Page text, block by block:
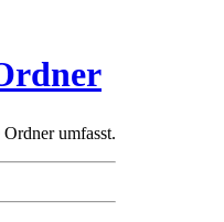
umfasst.